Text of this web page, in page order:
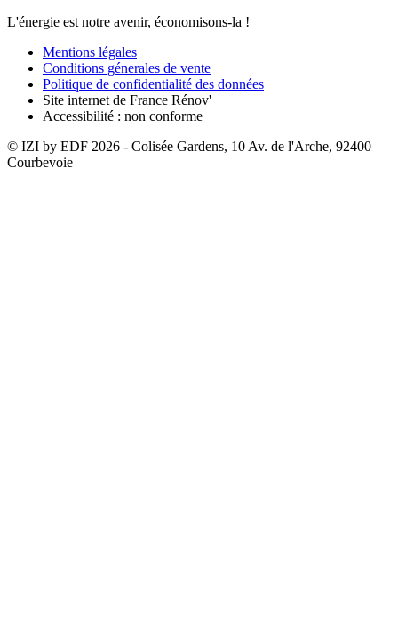
L'énergie est notre avenir, économisons-la !
Mentions légales
Conditions génerales de vente
Politique de confidentialité des données
Site internet de France Rénov'
Accessibilité : non conforme
© IZI by EDF 2026 - Colisée Gardens, 10 Av. de l'Arche, 92400
Courbevoie